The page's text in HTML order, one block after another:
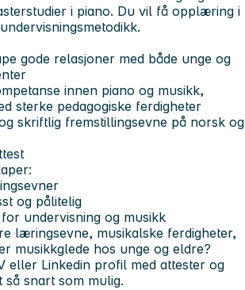
i piano. Du vil få opplæring i
gode relasjoner med både unge og
innen piano og musikk,
sterke pedagogiske ferdigheter
skriftlig fremstillingsevne på norsk og
og pålitelig
for undervisning og musikk
læringsevne, musikalske ferdigheter,
musikkglede hos unge og eldre?
eller Linkedin profil med attester og
snart som mulig.